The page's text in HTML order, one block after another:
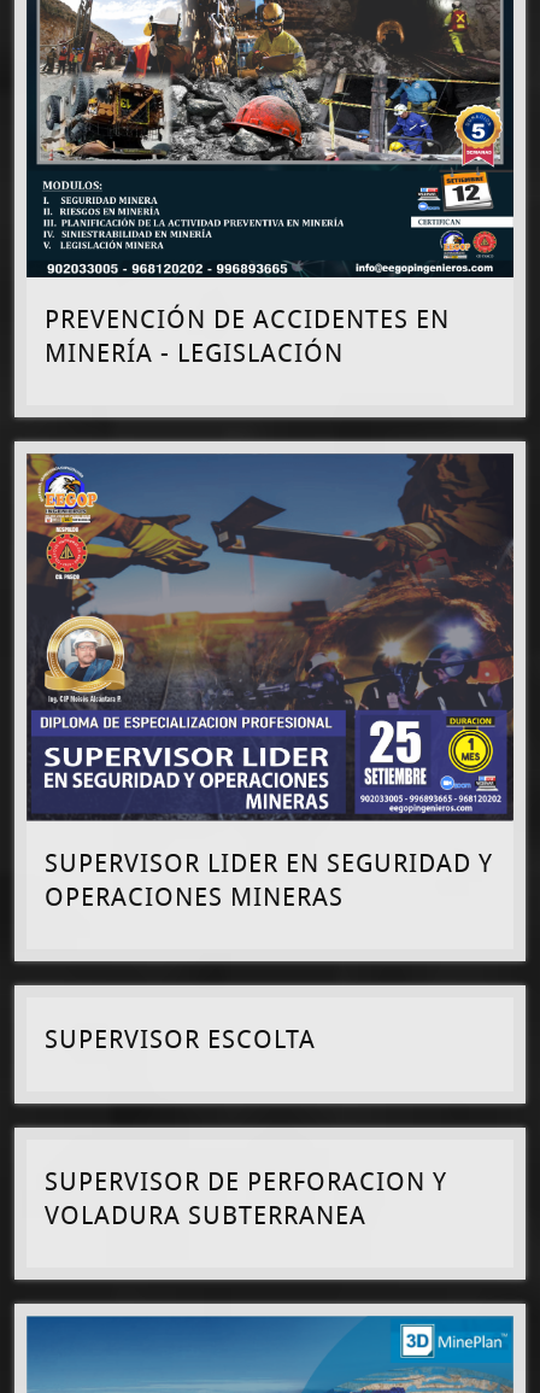
PREVENCIÓN DE ACCIDENTES EN
MINERÍA - LEGISLACIÓN
SUPERVISOR LIDER EN SEGURIDAD Y
OPERACIONES MINERAS
SUPERVISOR ESCOLTA
SUPERVISOR DE PERFORACION Y
VOLADURA SUBTERRANEA